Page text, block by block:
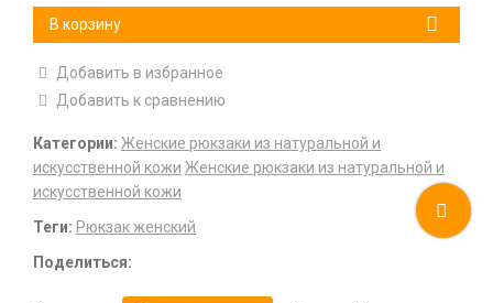
В корзину
Добавить в избранное
Добавить к сравнению
Категории: Женские рюкзаки из натуральной и
искусственной кожи Женские рюкзаки из натуральной и
искусственной кожи
Теги: Рюкзак женский
Поделиться: